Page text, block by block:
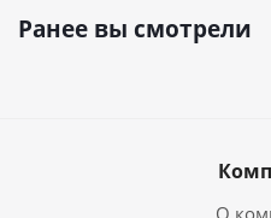
Ранее вы смотрели
О